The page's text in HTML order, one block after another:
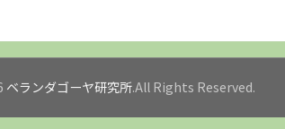
ベランダゴーヤ研究所.All Rights Reserved.